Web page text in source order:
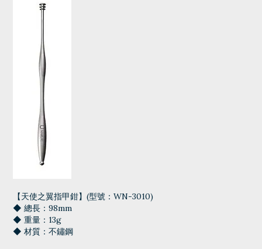
【天使之翼指甲鉗】(型號：WN-3010)
◆ 總長：98mm
◆ 重量：13g
◆ 材質：不鏽鋼